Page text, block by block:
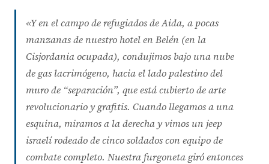
«Y en el campo de refugiados de Aida, a pocas
manzanas de nuestro hotel en Belén (en la
Cisjordania ocupada), condujimos bajo una nube
de gas lacrimógeno, hacia el lado palestino del
muro de “separación”, que está cubierto de arte
revolucionario y grafitis. Cuando llegamos a una
esquina, miramos a la derecha y vimos un jeep
israelí rodeado de cinco soldados con equipo de
combate completo. Nuestra furgoneta giró entonces